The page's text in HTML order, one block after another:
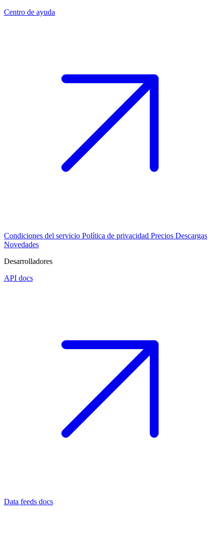
Centro de ayuda
Condiciones del servicio Política de privacidad Precios Descargas
Novedades
Desarrolladores
API docs
Data feeds docs